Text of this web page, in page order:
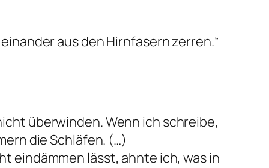
aus den Hirnfasern zerren.“
überwinden. Wenn ich schreibe,
die Schläfen. (…)
eindämmen lässt, ahnte ich, was in